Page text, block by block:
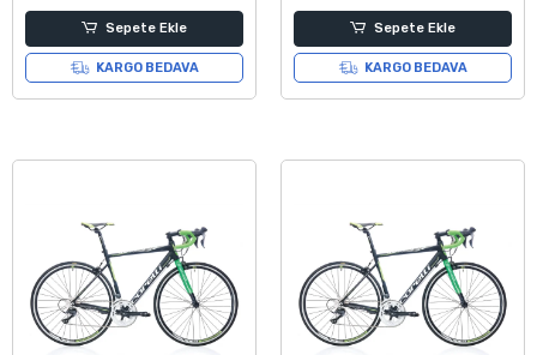
Sepete Ekle
KARGO BEDAVA
Sepete Ekle
KARGO BEDAVA